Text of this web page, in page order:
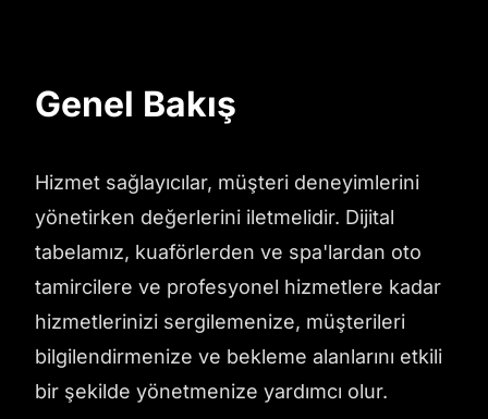
Genel Bakış
Hizmet sağlayıcılar, müşteri deneyimlerini
yönetirken değerlerini iletmelidir. Dijital
tabelamız, kuaförlerden ve spa'lardan oto
tamircilere ve profesyonel hizmetlere kadar
hizmetlerinizi sergilemenize, müşterileri
bilgilendirmenize ve bekleme alanlarını etkili
bir şekilde yönetmenize yardımcı olur.